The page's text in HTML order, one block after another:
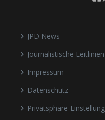
JPD News
Journalistische Leitlinien
Impressum
Datenschutz
Privatsphäre-